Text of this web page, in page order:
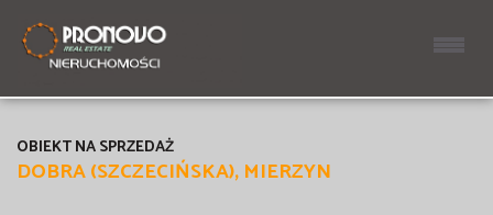
DOBRA (SZCZECIŃSKA), MIERZYN
OBIEKT NA SPRZEDAŻ